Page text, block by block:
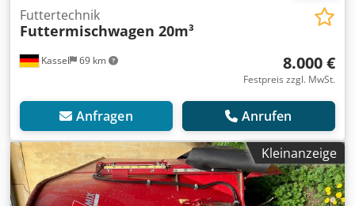
Kassel 69 km
Futtertechnik
Futtermischwagen 20m³
8.000 €
Festpreis zzgl. MwSt.
Anfragen Anrufen
Kleinanzeige